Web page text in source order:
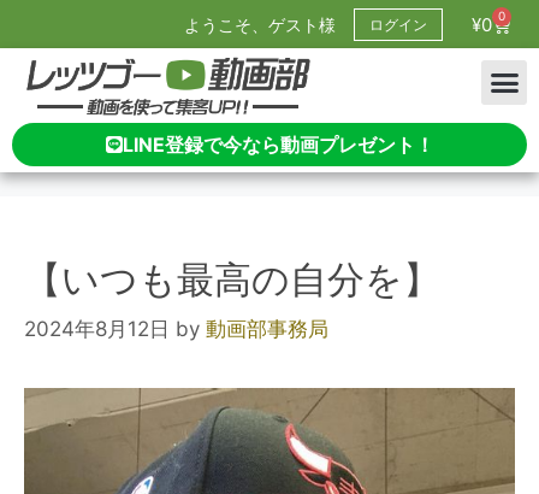
ようこそ、ゲスト様 ログイン ¥0 0
LINE登録で今なら動画プレゼント！
【いつも最高の自分を】
2024年8月12日 by 動画部事務局